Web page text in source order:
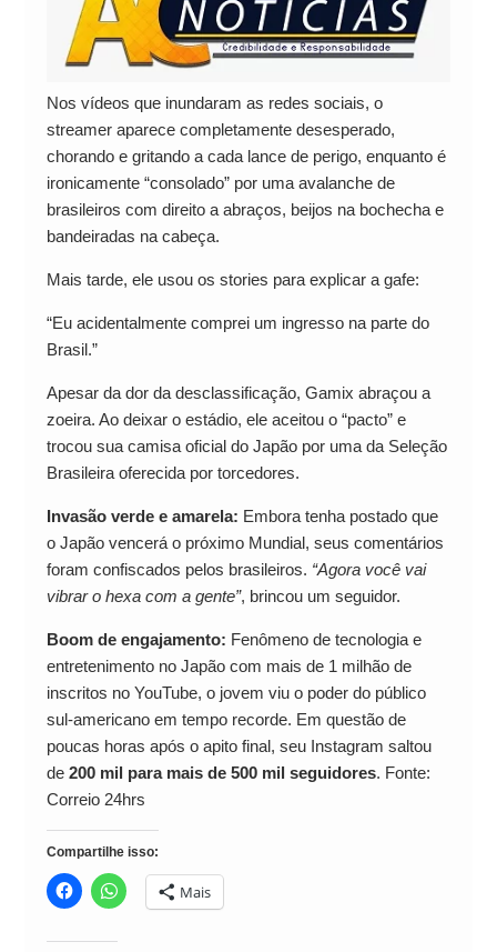
Nos vídeos que inundaram as redes sociais, o
streamer aparece completamente desesperado,
chorando e gritando a cada lance de perigo, enquanto é
ironicamente “consolado” por uma avalanche de
brasileiros com direito a abraços, beijos na bochecha e
bandeiradas na cabeça.
Mais tarde, ele usou os stories para explicar a gafe:
“Eu acidentalmente comprei um ingresso na parte do
Brasil.”
Apesar da dor da desclassificação, Gamix abraçou a
zoeira. Ao deixar o estádio, ele aceitou o “pacto” e
trocou sua camisa oficial do Japão por uma da Seleção
Brasileira oferecida por torcedores.
Invasão verde e amarela: Embora tenha postado que
o Japão vencerá o próximo Mundial, seus comentários
foram confiscados pelos brasileiros. “Agora você vai
vibrar o hexa com a gente”, brincou um seguidor.
Boom de engajamento: Fenômeno de tecnologia e
entretenimento no Japão com mais de 1 milhão de
inscritos no YouTube, o jovem viu o poder do público
sul-americano em tempo recorde. Em questão de
poucas horas após o apito final, seu Instagram saltou
de 200 mil para mais de 500 mil seguidores. Fonte:
Correio 24hrs
Compartilhe isso:
Mais